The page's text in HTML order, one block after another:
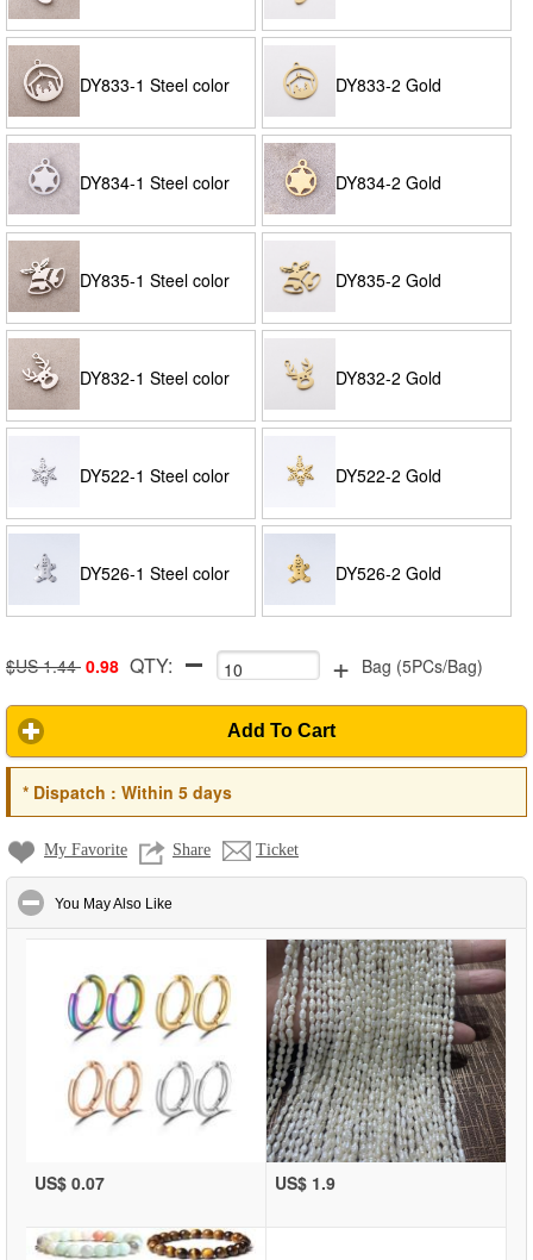
DY833-1 Steel color DY833-2 Gold
DY834-1 Steel color DY834-2 Gold
DY835-1 Steel color DY835-2 Gold
DY832-1 Steel color DY832-2 Gold
DY522-1 Steel color DY522-2 Gold
DY526-1 Steel color DY526-2 Gold
$US 1.44 0.98 QTY: + Bag (5PCs/Bag)
Add To Cart
*Dispatch : Within 5 days
My Favorite Share Ticket
You May Also Like
US$ 0.07 US$ 1.9